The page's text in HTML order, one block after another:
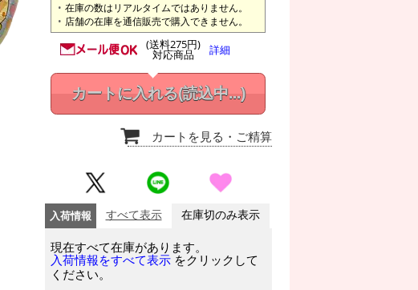
在庫の数はリアルタイムではありません。
店舗の在庫を通信販売で購入できません。
(送料275円)
対応商品 詳細
カートに入れる(読込中...)
カートを見る ・ご精算
入荷情報 すべて表示 在庫切のみ表示
現在すべて在庫があります。
入荷情報をすべて表示 をクリックして
ください。